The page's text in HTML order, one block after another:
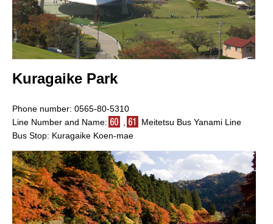
Kuragaike Park
Phone number: 0565-80-5310
Line Number and Name:
Meitetsu Bus Yanami Line
Bus Stop: Kuragaike Koen-mae